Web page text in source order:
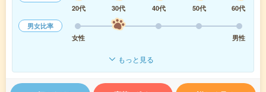
20代
30代 40代 50代
60代
男女比率
女性
男性
もっと見る